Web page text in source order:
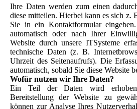
Ihre Daten werden zum einen
diese mitteilen. Hierbei kann es sich z.
Sie in ein Kontaktformular
automatisch oder nach Ihrer
Website durch unsere ITSysteme
technische Daten (z. B.
Uhrzeit des Seitenaufrufs). Die
automatisch, sobald Sie diese Website
Wofür nutzen wir Ihre Daten?
Ein Teil der Daten wird
Bereitstellung der Website zu
können zur Analyse Ihres